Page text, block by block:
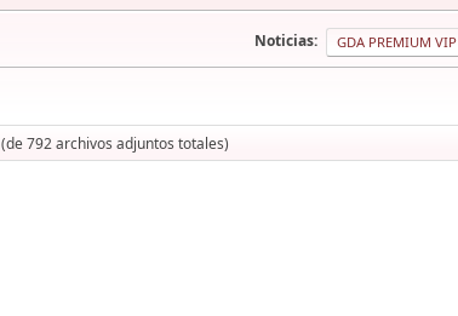
Noticias: GDA PREMIUM VIP
(de 792 archivos adjuntos totales)